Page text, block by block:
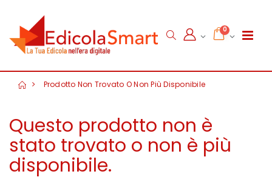
0
Prodotto Non Trovato O Non Più Disponibile
Questo prodotto non è
stato trovato o non è più
disponibile.